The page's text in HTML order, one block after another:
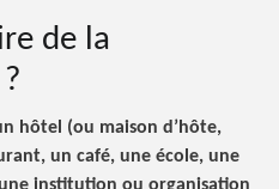
de la
hôtel (ou maison d’hôte,
un café, une école, une